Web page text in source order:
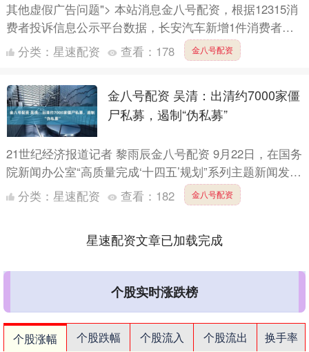
其他虚假广告问题"> 本站消息金八号配资，根据12315消
费者投诉信息公示平台数据，长安汽车新增1件消费者投
诉公示，详情如下： 被投诉企业：重庆长安汽车股份有
限....
分类： 星速配资 查看： 178 金八号配资
金八号配资 吴清：出清约7000家僵
尸私募，遏制“伪私募”
21世纪经济报道记者 黎雨辰金八号配资 9月22日，在国务
院新闻办公室“高质量完成‘十四五’规划”系列主题新闻发布
会上，中国证监会主席吴清介绍了证监会在“十四五....
分类： 星速配资 查看： 182 金八号配资
星速配资文章已加载完成
个股实时涨跌榜
个股涨幅 个股跌幅 个股流入 个股流出
换手率